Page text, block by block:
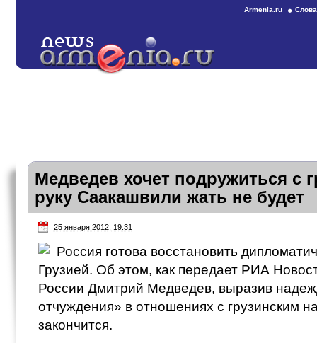
Armenia.ru
Медведев хочет подружиться с
руку Саакашвили жать не будет
25 января 2012, 19:31
Россия готова восстановить
Грузией. Об этом, как передает РИА
России Дмитрий Медведев, выразив
отчуждения» в отношениях с грузинским
закончится.